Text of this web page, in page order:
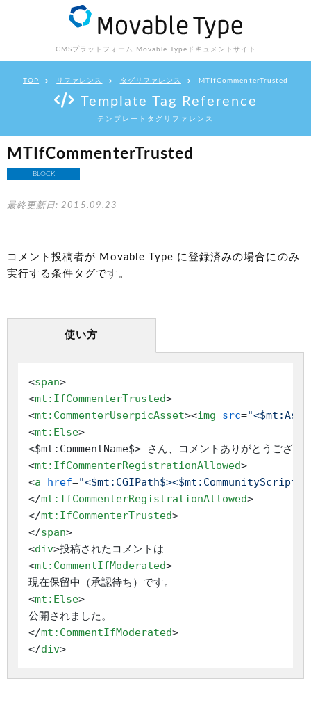
CMSプラットフォーム Movable Type ドキュメントサイト
TOP リファレンス タグリファレンス MTIfCommenterTrusted
Template Tag Reference
テンプレートタグリファレンス
MTIfCommenterTrusted
BLOCK
最終更新日: 2015.09.23
コメント投稿者が Movable Type に登録済みの場合にのみ
実行する条件タグです。
使い方
<span>
<mt:IfCommenterTrusted>
<mt:CommenterUserpicAsset><img src=
<mt:Else>
<mt:IfCommenterRegistrationAllowed>
<a href=
</mt:IfCommenterRegistrationAllowed>
</mt:IfCommenterTrusted>
</span>
<div>
<mt:CommentIfModerated>
<mt:Else>
</mt:CommentIfModerated>
</div>